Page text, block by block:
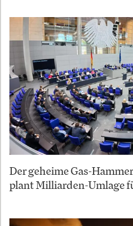
Der geheime Gas-
plant Milliarden-Umlage